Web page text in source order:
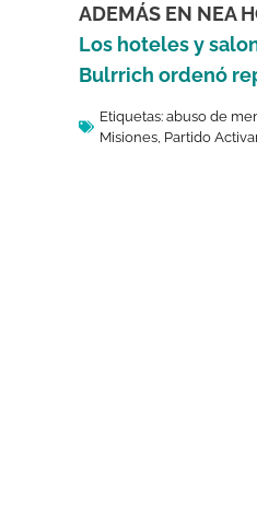
ADEMÁS EN NEA
Los hoteles y
Bulrrich ordenó
Etiquetas: abuso de
Misiones, Partido